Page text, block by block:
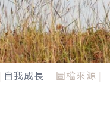
自我成長 圖檔來源 |